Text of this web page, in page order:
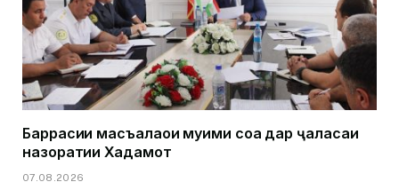
Баррасии масъалаҳои муҳими соҳа дар ҷаласаи
назоратии Хадамот
07.08.2026